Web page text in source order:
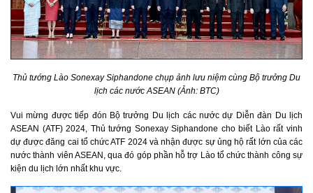
Thủ tướng Lào Sonexay Siphandone chụp ảnh lưu niệm cùng Bộ trưởng Du
lịch các nước ASEAN (Ảnh: BTC)
Vui mừng được tiếp đón Bộ trưởng Du lịch các nước dự Diễn đàn Du lịch
ASEAN (ATF) 2024, Thủ tướng Sonexay Siphandone cho biết Lào rất vinh
dự được đăng cai tổ chức ATF 2024 và nhận được sự ủng hộ rất lớn của các
nước thành viên ASEAN, qua đó góp phần hỗ trợ Lào tổ chức thành công sự
kiện du lịch lớn nhất khu vực.